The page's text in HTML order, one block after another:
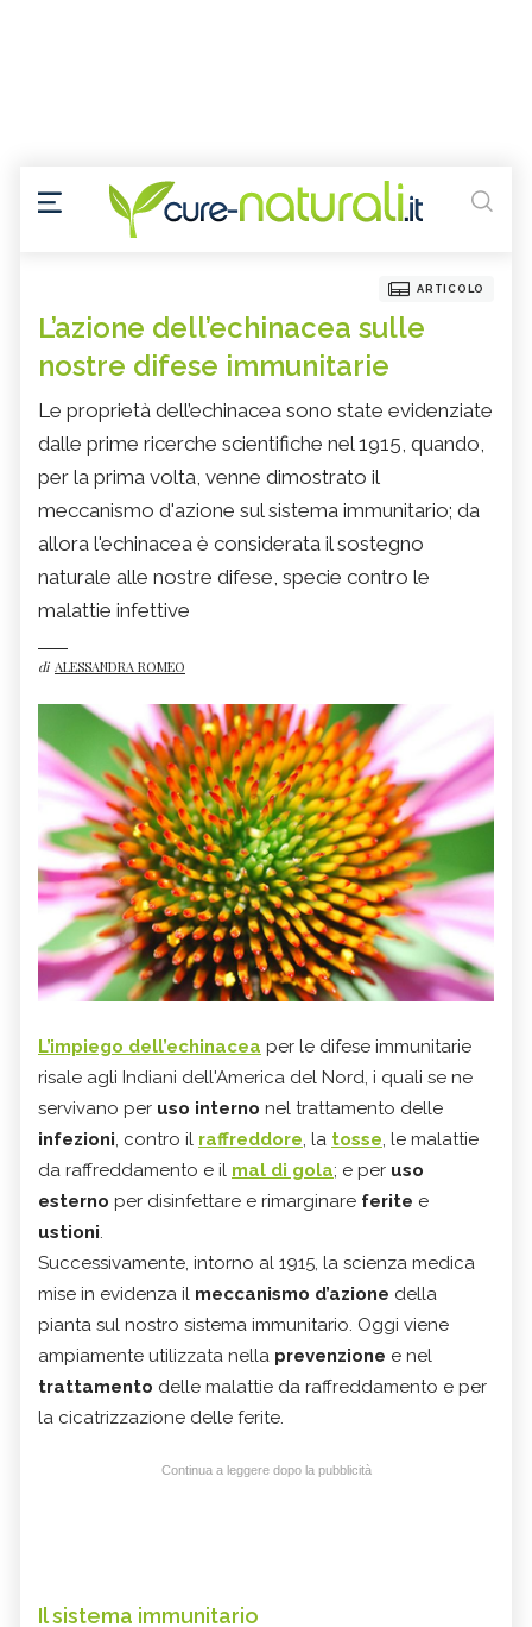
ARTICOLO
L’azione dell’echinacea sulle
nostre difese immunitarie
Le proprietà dell’echinacea sono state evidenziate
dalle prime ricerche scientifiche nel 1915, quando,
per la prima volta, venne dimostrato il
meccanismo d'azione sul sistema immunitario; da
allora l'echinacea è considerata il sostegno
naturale alle nostre difese, specie contro le
malattie infettive
di ALESSANDRA ROMEO
L’impiego dell’echinacea per le difese immunitarie
risale agli Indiani dell'America del Nord, i quali se ne
servivano per uso interno nel trattamento delle
infezioni, contro il raffreddore, la tosse, le malattie
da raffreddamento e il mal di gola; e per uso
esterno per disinfettare e rimarginare ferite e
ustioni.
Successivamente, intorno al 1915, la scienza medica
mise in evidenza il meccanismo d’azione della
pianta sul nostro sistema immunitario. Oggi viene
ampiamente utilizzata nella prevenzione e nel
trattamento delle malattie da raffreddamento e per
la cicatrizzazione delle ferite.
Continua a leggere dopo la pubblicità
Il sistema immunitario